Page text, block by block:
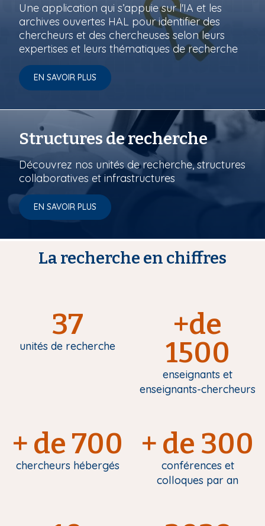
Une application qui s’appuie sur l'IA et les
archives ouvertes HAL pour identifier des
chercheurs et des chercheuses selon leurs
expertises et leurs thématiques de recherche
EN SAVOIR PLUS
Structures de recherche
Découvrez nos unités de recherche, structures
collaboratives et infrastructures
EN SAVOIR PLUS
La recherche en chiffres
37
unités de recherche
+de
1500
enseignants et
enseignants-chercheurs
+ de 700
chercheurs hébergés
+ de 300
conférences et
colloques par an